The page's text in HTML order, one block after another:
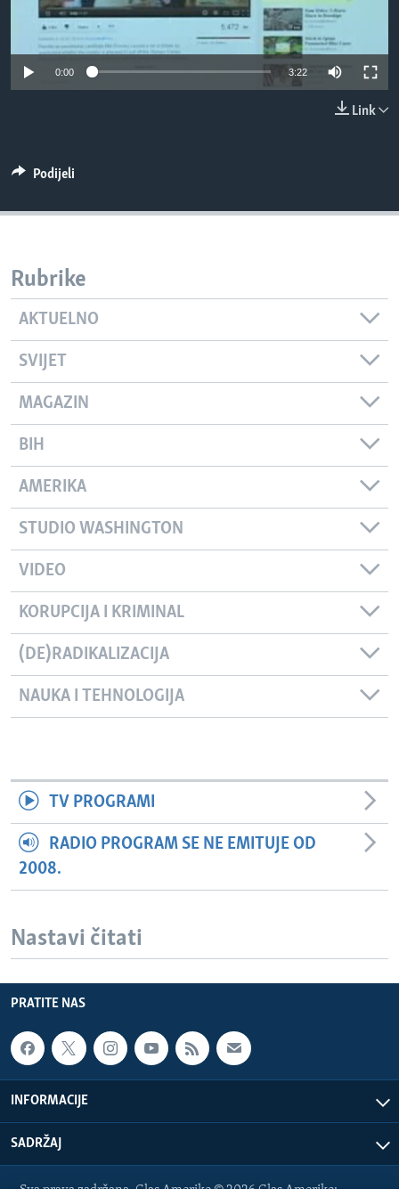
MAGAZIN
O GLASU AMERIKE
Learning English
0:00 3:22
Link
Podijeli
Rubrike
AKTUELNO
SVIJET
MAGAZIN
BIH
AMERIKA
STUDIO WASHINGTON
VIDEO
KORUPCIJA I KRIMINAL
(DE)RADIKALIZACIJA
NAUKA I TEHNOLOGIJA
TV PROGRAMI
RADIO PROGRAM SE NE EMITUJE OD
2008.
Nastavi čitati
PRATITE NAS
INFORMACIJE
SADRŽAJ
Sva prava zadržana. Glas Amerike © 2026 Glas Amerike: